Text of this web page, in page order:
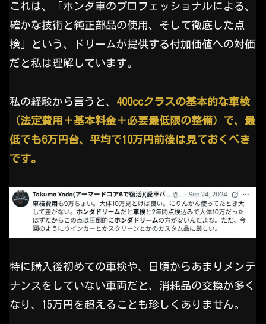
これは、「ホンダ車のプロフェッショナルによる、
確かな技術と純正部品の使用、そして徹底した点
検」という、ドリームが提供する付加価値への対価
だと私は理解しています。
私の経験から言うと、 400ccクラスの基本的な車検
（法定費用＋基本料金＋必要最低限の整備）で、最
低でも6万円台、平均で10万円前後は見ておくべき
です。
特に購入後初めての車検や、日頃からあまりメンテ
ナンスをしていない車両だと、消耗品の交換が多く
なり、15万円を超えることも珍しくありません。